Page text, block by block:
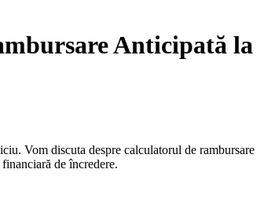
Anticipată la
Vom discuta despre calculatorul de rambursare
de încredere.